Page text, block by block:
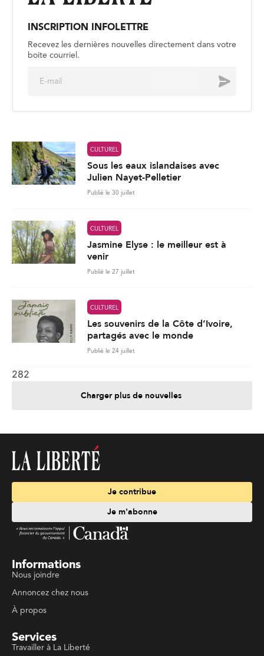
INSCRIPTION INFOLETTRE
Recevez les dernières nouvelles directement dans votre
boite courriel.
Envoyer
CULTUREL
Sous les eaux islandaises avec
Julien Nayet-Pelletier
Publié le 30 juillet
CULTUREL
Jasmine Elyse : le meilleur est à
venir
Publié le 27 juillet
CULTUREL
Les souvenirs de la Côte d’Ivoire,
partagés avec le monde
Publié le 24 juillet
282
Charger plus de nouvelles
Je contribue
Je m'abonne
Informations
Nous joindre
Annoncez chez nous
À propos
Services
Travailler à La Liberté